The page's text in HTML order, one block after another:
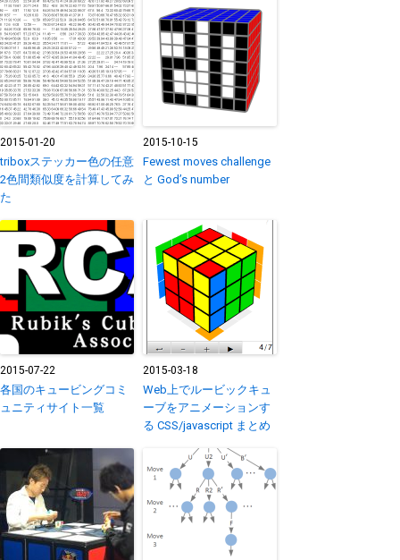
2015-01-20
triboxステッカー色の任意
2色間類似度を計算してみ
た
2015-10-15
Fewest moves challenge
と God’s number
2015-07-22
各国のキュービングコミ
ュニティサイト一覧
2015-03-18
Web上でルービックキュ
ーブをアニメーションす
る CSS/javascript まとめ